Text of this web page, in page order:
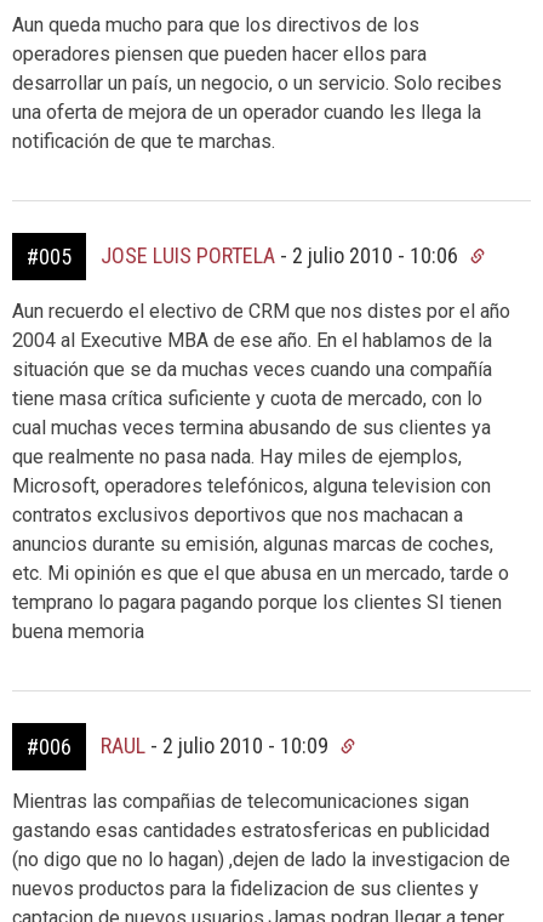
Aun queda mucho para que los directivos de los
operadores piensen que pueden hacer ellos para
desarrollar un país, un negocio, o un servicio. Solo recibes
una oferta de mejora de un operador cuando les llega la
notificación de que te marchas.
#005 JOSE LUIS PORTELA - 2 julio 2010 - 10:06
Aun recuerdo el electivo de CRM que nos distes por el año
2004 al Executive MBA de ese año. En el hablamos de la
situación que se da muchas veces cuando una compañía
tiene masa crítica suficiente y cuota de mercado, con lo
cual muchas veces termina abusando de sus clientes ya
que realmente no pasa nada. Hay miles de ejemplos,
Microsoft, operadores telefónicos, alguna television con
contratos exclusivos deportivos que nos machacan a
anuncios durante su emisión, algunas marcas de coches,
etc. Mi opinión es que el que abusa en un mercado, tarde o
temprano lo pagara pagando porque los clientes SI tienen
buena memoria
#006 RAUL - 2 julio 2010 - 10:09
Mientras las compañias de telecomunicaciones sigan
gastando esas cantidades estratosfericas en publicidad
(no digo que no lo hagan) ,dejen de lado la investigacion de
nuevos productos para la fidelizacion de sus clientes y